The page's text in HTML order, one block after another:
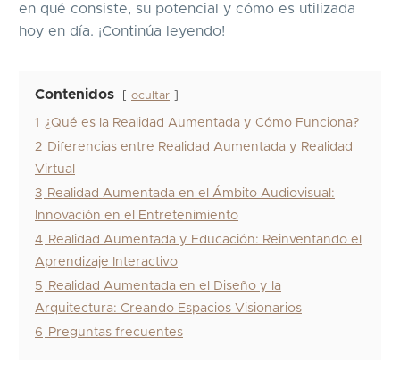
en qué consiste, su potencial y cómo es utilizada
hoy en día. ¡Continúa leyendo!
Contenidos ocultar
1
¿Qué es la Realidad Aumentada y Cómo Funciona?
2 Diferencias entre Realidad Aumentada y Realidad
Virtual
3 Realidad Aumentada en el Ámbito Audiovisual:
Innovación en el Entretenimiento
4 Realidad Aumentada y Educación: Reinventando el
Aprendizaje Interactivo
5
Realidad Aumentada en el Diseño y la
Arquitectura: Creando Espacios Visionarios
6
Preguntas frecuentes